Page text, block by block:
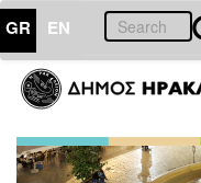
GR EN
ΔΗΜΟΣ
Δελτία
Τύπου